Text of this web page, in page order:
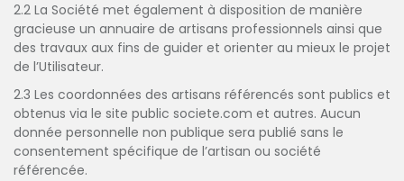
2.2 La Société met également à disposition de manière
gracieuse un annuaire de artisans professionnels ainsi que
des travaux aux fins de guider et orienter au mieux le projet
de l’Utilisateur.
2.3 Les coordonnées des artisans référencés sont publics et
obtenus via le site public societe.com et autres. Aucun
donnée personnelle non publique sera publié sans le
consentement spécifique de l’artisan ou société
référencée.